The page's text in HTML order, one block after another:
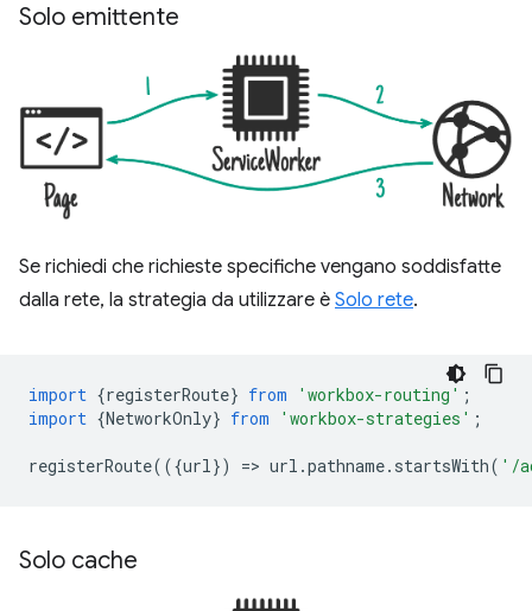
Solo emittente
Se richiedi che richieste specifiche vengano soddisfatte
dalla rete, la strategia da utilizzare è Solo rete.
import {registerRoute} from 'workbox-routing' ;
import {NetworkOnly} from 'workbox-strategies' ;
registerRoute(({url}) => url .pathname. startsWith( '/
Solo cache